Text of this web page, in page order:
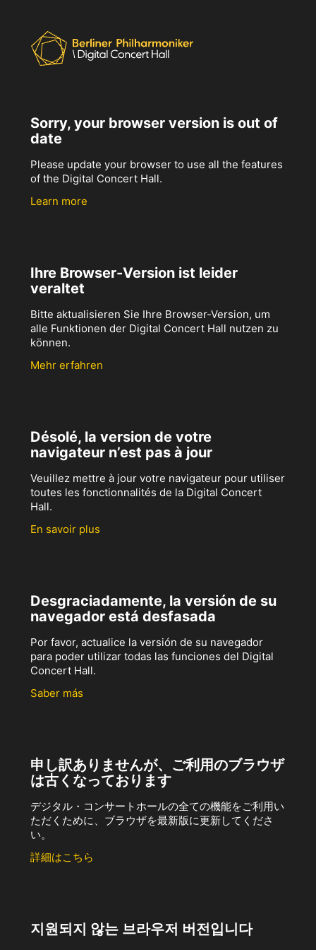
Sorry, your browser version is out of
date
Please update your browser to use all the features
of the Digital Concert Hall.
Learn more
Ihre Browser-Version ist leider
veraltet
Bitte aktualisieren Sie Ihre Browser-Version, um
alle Funktionen der Digital Concert Hall nutzen zu
können.
Mehr erfahren
Désolé, la version de votre
navigateur n’est pas à jour
Veuillez mettre à jour votre navigateur pour utiliser
toutes les fonctionnalités de la Digital Concert
Hall.
En savoir plus
Desgraciadamente, la versión de su
navegador está desfasada
Por favor, actualice la versión de su navegador
para poder utilizar todas las funciones del Digital
Concert Hall.
Saber más
申し訳ありませんが、ご利用のブラウザ
は古くなっております
デジタル・コンサートホールの全ての機能をご利用い
ただくために、ブラウザを最新版に更新してくださ
い。
詳細はこちら
지원되지 않는 브라우저 버전입니다